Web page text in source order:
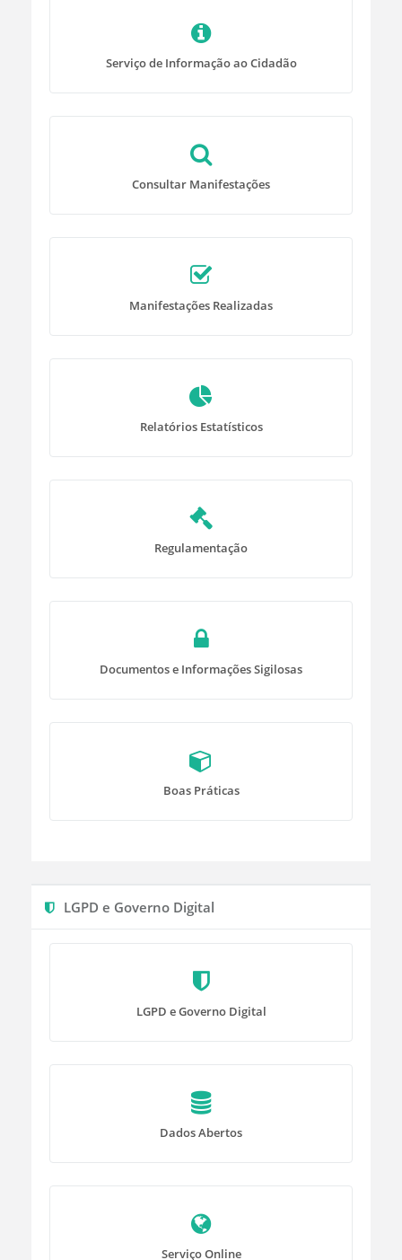
Serviço de Informação ao Cidadão
Consultar Manifestações
Manifestações Realizadas
Relatórios Estatísticos
Regulamentação
Documentos e Informações Sigilosas
Boas Práticas
LGPD e Governo Digital
LGPD e Governo Digital
Dados Abertos
Serviço Online